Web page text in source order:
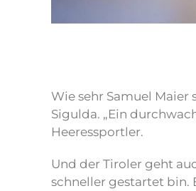
Wie sehr Samuel
Sigulda. „Ein
Heeressportler.
Und der Tiroler geht
schneller gestartet bin.